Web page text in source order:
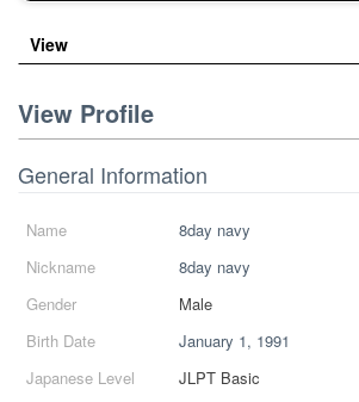
View
View Profile
General Information
Name
8day navy
Nickname
8day navy
Gender
Male
Birth Date
January 1, 1991
Japanese Level
JLPT Basic